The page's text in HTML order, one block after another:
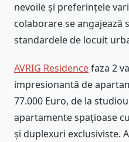
nevoile și preferințele
colaborare se angajează
standardele de locuit
AVRIG Residencefaza 2
impresionantă de
77.000 Euro, de la
apartamente spațioase
și duplexuri exclusiviste.